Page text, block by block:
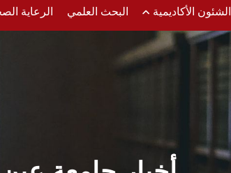
الشئون الأكاديمية البحث العلمي الرعاية